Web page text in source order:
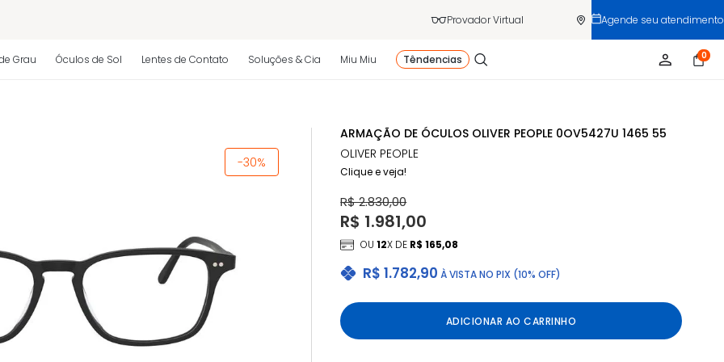
Provador Virtual Agende seu atendimento
Grau Óculos de Sol Lentes de Contato Soluções & Cia Miu Miu Têndencias 0
-30%
ARMAÇÃO DE ÓCULOS OLIVER PEOPLE 0OV5427U 1465 55
OLIVER PEOPLE
Clique e veja!
R$ 1.782,90 À VISTA NO PIX (10% OFF)
R$ 2.830,00
R$ 1.981,00
OU12X DE R$ 165,08
ADICIONAR AO CARRINHO